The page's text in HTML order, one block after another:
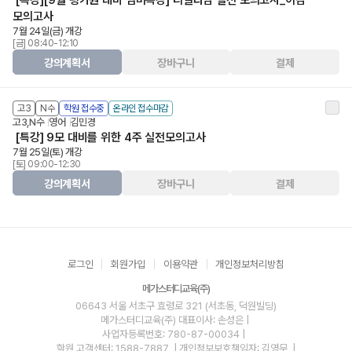
모의고사
7월 24일(금) 개강
[금] 08:40-12:10
강의계획서 장바구니 결제
고3 N수 학원 접수중 온라인 접수마감
고3,N수 영어 김민경
[특강] 9모 대비를 위한 4주 실전모의고사
7월 25일(토) 개강
[토] 09:00-12:30
강의계획서 장바구니 결제
로그인 회원가입 이용약관 개인정보처리방침
메가스터디교육(주)
06643 서울 서초구 효령로 321 (서초동, 덕원빌딩)
메가스터디교육(주) 대표이사: 손성은 |
사업자등록번호: 780-87-00034
학원 고객센터: 1588-7887
| 개인정보보호책임자: 김영무